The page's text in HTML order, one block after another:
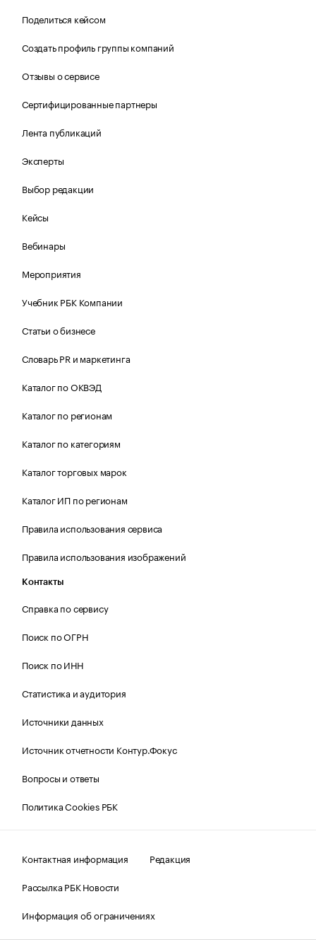
Поделиться кейсом
Создать профиль группы компаний
Отзывы о сервисе
Сертифицированные партнеры
Лента публикаций
Эксперты
Выбор редакции
Кейсы
Вебинары
Мероприятия
Учебник РБК Компании
Статьи о бизнесе
Словарь PR и маркетинга
Каталог по ОКВЭД
Каталог по регионам
Каталог по категориям
Каталог торговых марок
Каталог ИП по регионам
Правила использования сервиса
Правила использования изображений
Контакты
Справка по сервису
Поиск по ОГРН
Поиск по ИНН
Статистика и аудитория
Источники данных
Источник отчетности Контур.Фокус
Вопросы и ответы
Политика Cookies РБК
Контактная информация
Редакция
Рассылка РБК Новости
Информация об ограничениях